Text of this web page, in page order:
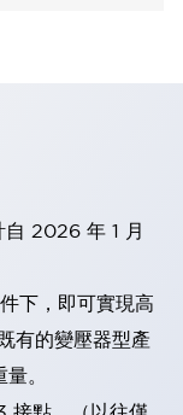
2026 年 1 月
下，即可實現高
有的變壓器型產
。